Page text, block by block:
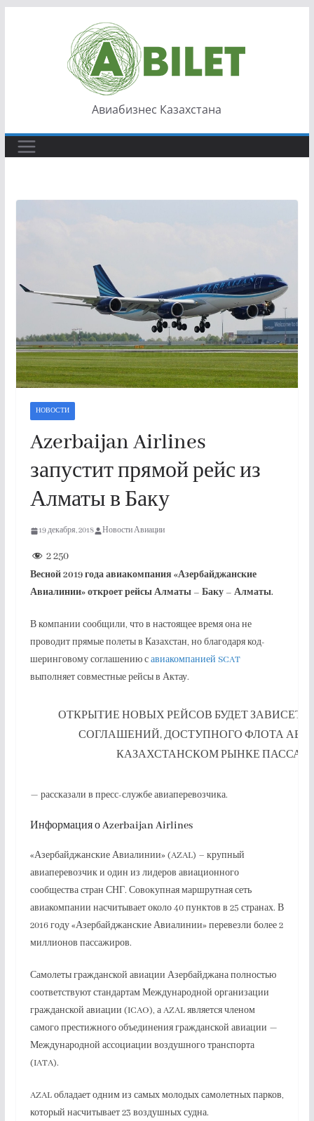
содержимому
Авиабизнес Казахстана
НОВОСТИ
Azerbaijan Airlines
запустит прямой рейс из
Алматы в Баку
19 декабря, 2018 Новости Авиации
2 250
Весной 2019 года авиакомпания «Азербайджанские
Авиалинии» откроет рейсы Алматы – Баку – Алматы.
В компании сообщили, что в настоящее время она не
проводит прямые полеты в Казахстан, но благодаря код-
шеринговому соглашению савиакомпанией SCAT
выполняет совместные рейсы в Актау.
ОТКРЫТИЕ НОВЫХ РЕЙСОВ БУДЕТ
СОГЛАШЕНИЙ, ДОСТУПНОГО ФЛОТА
КАЗАХСТАНСКОМ РЫНКЕ
— рассказали в пресс-службе авиаперевозчика.
Информация о Azerbaijan Airlines
«Азербайджанские Авиалинии» (AZAL) – крупный
авиаперевозчик и один из лидеров авиационного
сообщества стран СНГ. Совокупная маршрутная сеть
авиакомпании насчитывает около 40 пунктов в 25 странах. В
2016 году «Азербайджанские Авиалинии» перевезли более 2
миллионов пассажиров.
Самолеты гражданской авиации Азербайджана полностью
соответствуют стандартам Международной организации
гражданской авиации (ICAO), а AZAL является членом
самого престижного объединения гражданской авиации —
Международной ассоциации воздушного транспорта
(IATA).
AZAL обладает одним из самых молодых самолетных парков,
который насчитывает 23 воздушных судна.